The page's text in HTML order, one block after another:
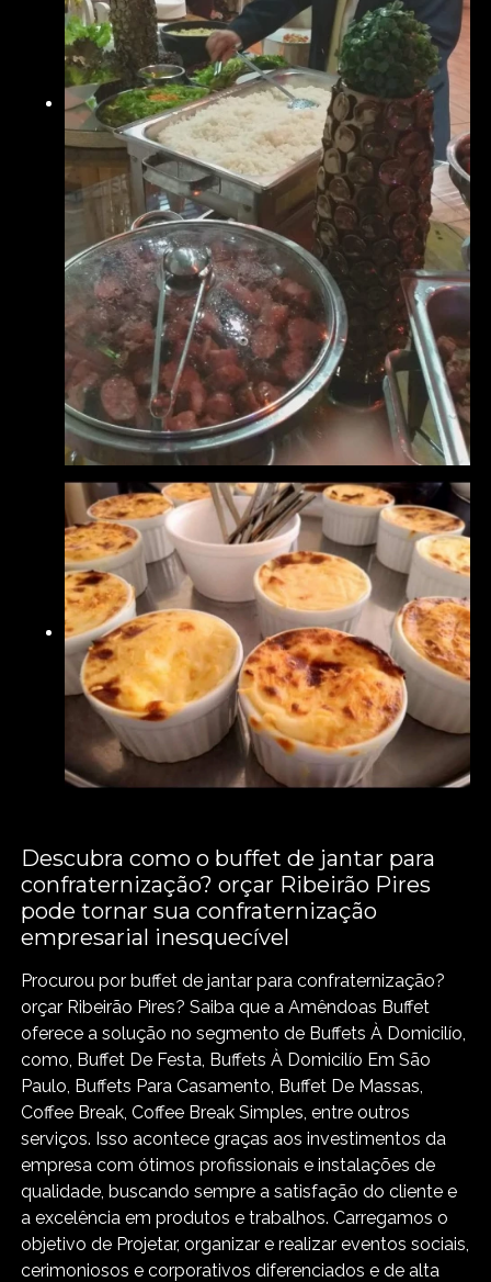
Descubra como o buffet de jantar para
confraternização? orçar Ribeirão Pires
pode tornar sua confraternização
empresarial inesquecível
Procurou por buffet de jantar para confraternização?
orçar Ribeirão Pires? Saiba que a Amêndoas Buffet
oferece a solução no segmento de Buffets À Domicilío,
como, Buffet De Festa, Buffets À Domicilío Em São
Paulo, Buffets Para Casamento, Buffet De Massas,
Coffee Break, Coffee Break Simples, entre outros
serviços. Isso acontece graças aos investimentos da
empresa com ótimos profissionais e instalações de
qualidade, buscando sempre a satisfação do cliente e
a excelência em produtos e trabalhos. Carregamos o
objetivo de Projetar, organizar e realizar eventos sociais,
cerimoniosos e corporativos diferenciados e de alta